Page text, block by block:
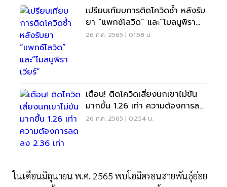
เปรียบเทียบการติดโควิดซ้ำ หลังรับ
ยา “แพกซ์โลวิด” และ“โมลนูพิรา
เวียร์”
26 ก.ค. 2565 | 01:58 น.
เตือน! ติดโควิดเสี่ยงนกเขาไม่ขัน
มากขึ้น 1.26 เท่า ความต้องการลด
ลง 2.36 เท่า
26 ก.ค. 2565 | 02:54 น.
ในเดือนมิถุนายน พ.ศ. 2565 พบโอมิครอนสายพันธุ์ย่อย